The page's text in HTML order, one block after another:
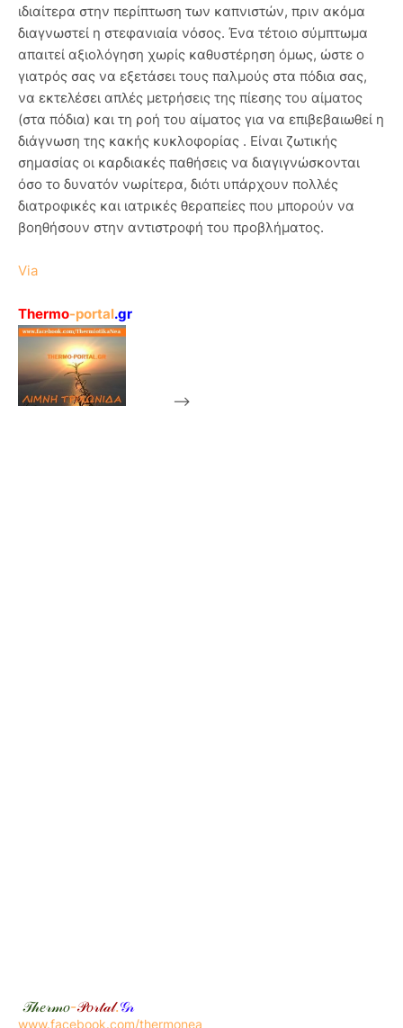
ιδιαίτερα στην περίπτωση των καπνιστών, πριν ακόμα
διαγνωστεί η στεφανιαία νόσος. Ένα τέτοιο σύμπτωμα
απαιτεί αξιολόγηση χωρίς καθυστέρηση όμως, ώστε ο
γιατρός σας να εξετάσει τους παλμούς στα πόδια σας,
να εκτελέσει απλές μετρήσεις της πίεσης του αίματος
(στα πόδια) και τη ροή του αίματος για να επιβεβαιωθεί η
διάγνωση της κακής κυκλοφορίας . Είναι ζωτικής
σημασίας οι καρδιακές παθήσεις να διαγιγνώσκονται
όσο το δυνατόν νωρίτερα, διότι υπάρχουν πολλές
διατροφικές και ιατρικές θεραπείες που μπορούν να
βοηθήσουν στην αντιστροφή του προβλήματος.
Via
Thermo-portal.gr
-->
𝒯𝒽𝑒𝓇𝓂𝑜-𝒫𝑜𝓇𝓉𝒶𝓁.𝒢𝓇
www.facebook.com/thermonea